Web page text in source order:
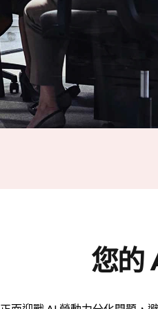
您的